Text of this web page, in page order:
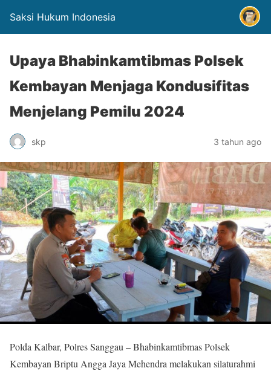
Saksi Hukum Indonesia
Upaya Bhabinkamtibmas Polsek
Kembayan Menjaga Kondusifitas
Menjelang Pemilu 2024
skp 3 tahun ago
Polda Kalbar, Polres Sanggau – Bhabinkamtibmas Polsek
Kembayan Briptu Angga Jaya Mehendra melakukan silaturahmi